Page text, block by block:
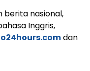
berita nasional,
Inggris,
dan